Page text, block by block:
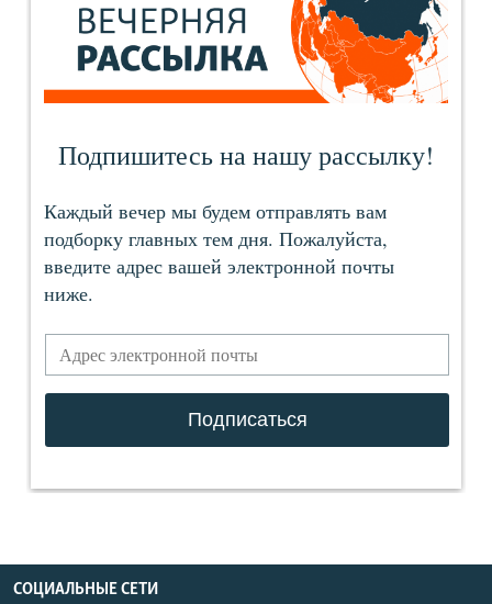
СОЦИАЛЬНЫЕ СЕТИ